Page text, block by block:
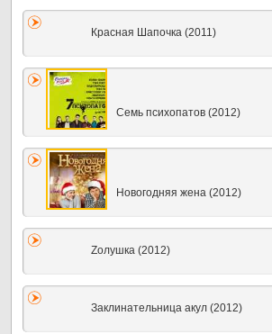
Красная Шапочка (2011)
Семь психопатов (2012)
Новогодняя жена (2012)
Zолушка (2012)
Заклинательница акул (2012)